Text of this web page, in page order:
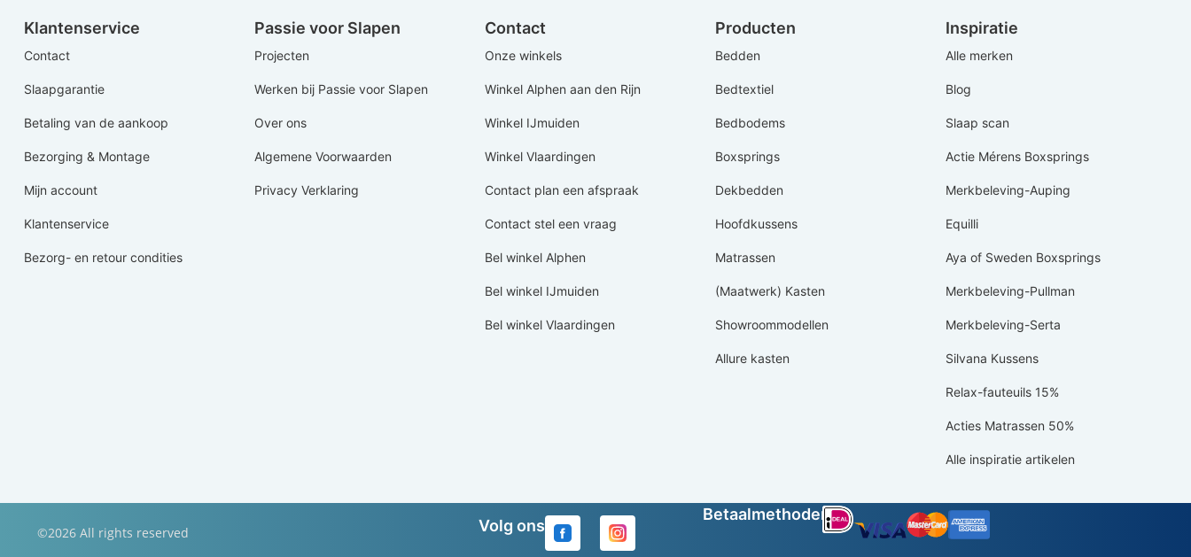
Klantenservice
Contact
Slaapgarantie
Betaling van de aankoop
Bezorging & Montage
Mijn account
Klantenservice
Bezorg- en retour condities
Passie voor Slapen
Projecten
Werken bij Passie voor Slapen
Over ons
Algemene Voorwaarden
Privacy Verklaring
Contact
Onze winkels
Winkel Alphen aan den Rijn
Winkel IJmuiden
Winkel Vlaardingen
Contact plan een afspraak
Contact stel een vraag
Bel winkel Alphen
Bel winkel IJmuiden
Bel winkel Vlaardingen
Producten
Bedden
Bedtextiel
Bedbodems
Boxsprings
Dekbedden
Hoofdkussens
Matrassen
(Maatwerk) Kasten
Showroommodellen
Allure kasten
Inspiratie
Alle merken
Blog
Slaap scan
Actie Mérens Boxsprings
Merkbeleving-Auping
Equilli
Aya of Sweden Boxsprings
Merkbeleving-Pullman
Merkbeleving-Serta
Silvana Kussens
Relax-fauteuils 15%
Acties Matrassen 50%
Alle inspiratie artikelen
©2026 All rights reserved Volg ons
Betaalmethoden